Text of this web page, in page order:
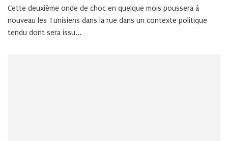
Cette deuxième onde de choc en quelque mois poussera à
nouveau les Tunisiens dans la rue dans un contexte politique
tendu dont sera issu...